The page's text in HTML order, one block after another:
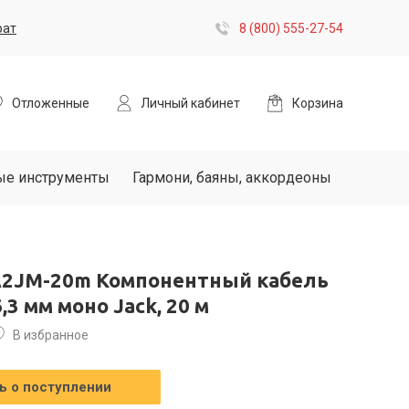
8 (800) 555-27-54
Отложенные Личный кабинет Корзина
инструменты Гармони, баяны, аккордеоны
20m Компонентный кабель
мм моно Jack, 20 м
В избранное
о поступлении